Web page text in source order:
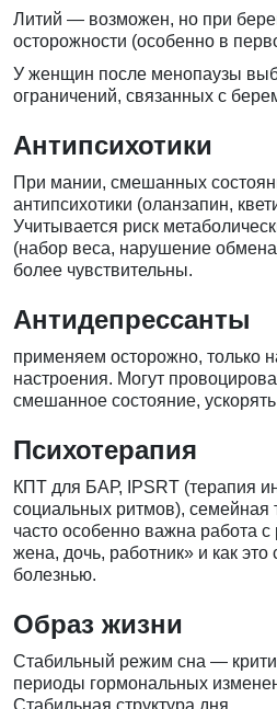
Литий — возможен, но при
осторожности (особенно в
У женщин после менопаузы
ограничений, связанных с
Антипсихотики
При мании, смешанных
антипсихотики (оланзапин,
Учитывается риск
(набор веса, нарушение
более чувствительны.
Антидепрессанты
применяем осторожно, только
настроения. Могут
смешанное состояние, ускорять
Психотерапия
КПТ для БАР, IPSRT (терапия
социальных ритмов),
часто особенно важна работа
жена, дочь, работник» и как
болезнью.
Образ жизни
Стабильный режим сна —
периоды гормональных